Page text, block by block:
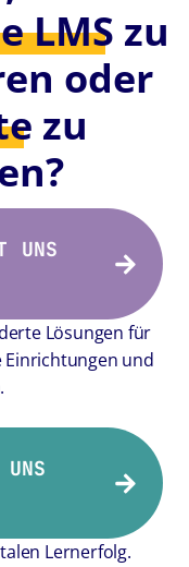
LMS zu
oder
zu
UNS
Lösungen für
und
Lernerfolg.